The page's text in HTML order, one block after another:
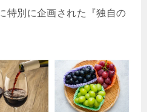
特別に企画された『独自の